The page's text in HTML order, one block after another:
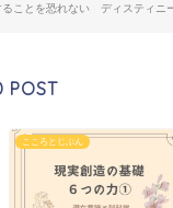
ることを恐れない ディスティニ
POST
こころとじぶん